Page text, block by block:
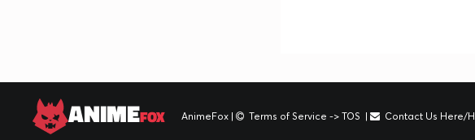
ANIMEFOX AnimeFox | Terms of Service -> TOS | Contact Us Here/